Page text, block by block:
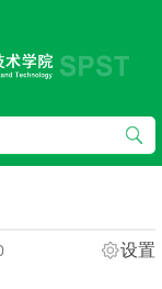
设置